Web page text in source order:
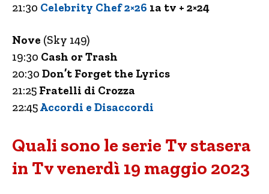
21:30 Celebrity Chef 2×26 1a tv + 2×24
Nove (Sky 149)
19:30 Cash or Trash
20:30 Don’t Forget the Lyrics
21:25 Fratelli di Crozza
22:45Accordi e Disaccordi
Quali sono le serie Tv stasera
in Tv venerdì 19 maggio 2023